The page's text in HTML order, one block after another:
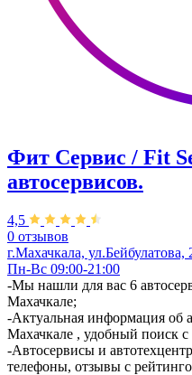
Фит Сервис / Fit
автосервисов.
4,5
0 отзывов
г.Махачкала, ул.Бейбулатова,
Пн-Вс 09:00-21:00
-Мы нашли для вас 6
Махачкале;
-Актуальная информация об
Махачкале , удобный поиск с
-Автосервисы и
телефоны, отзывы с